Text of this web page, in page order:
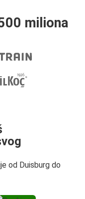
miliona
od Duisburg do